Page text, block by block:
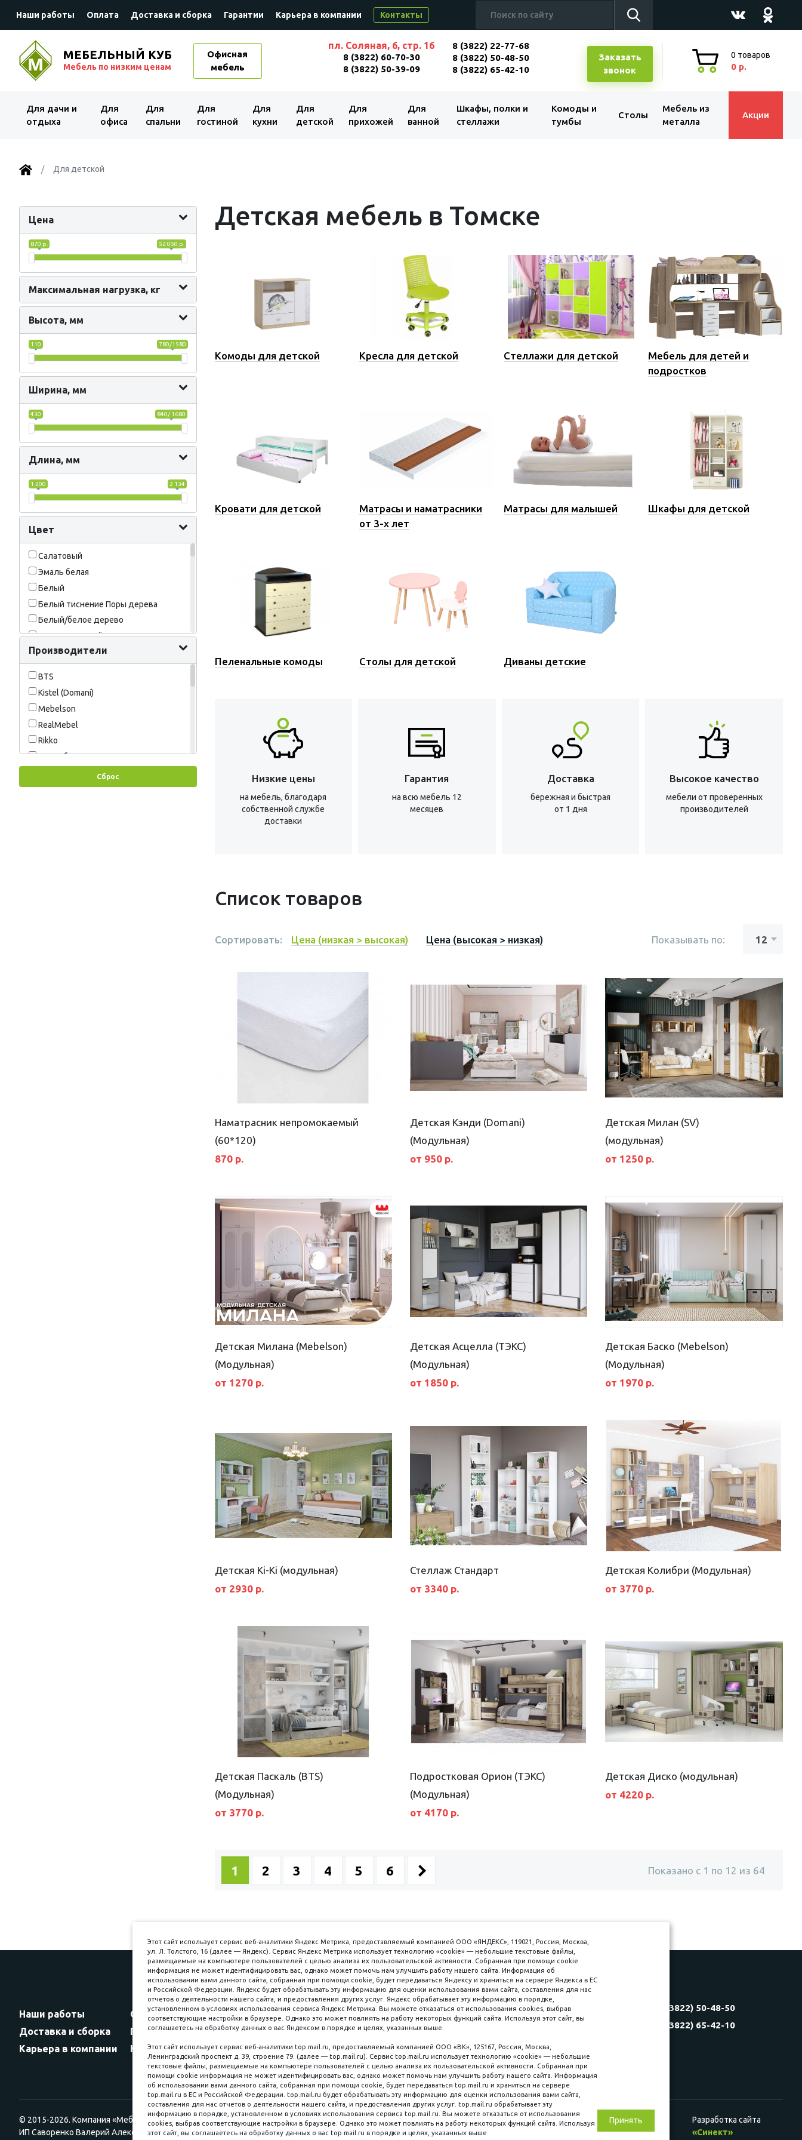
Наши работы Оплата Доставка и сборка Гарантии Карьера в компании Контакты
МЕБЕЛЬНЫЙ КУБ
Мебель по низким ценам
Офисная
мебель
пл. Соляная, 6, стр. 16
8 (3822) 60-70-30
8 (3822) 50-39-09
8 (3822) 22-77-68
8 (3822) 50-48-50
8 (3822) 65-42-10
Заказать
звонок
0 товаров
0 р.
Для дачи и
отдыха
Для
офиса
Для
спальни
Для
гостиной
Для
кухни
Для
детской
Для
прихожей
Для
ванной
Шкафы, полки и
стеллажи
Комоды и
тумбы
Столы
Мебель из
металла
Акции
Для детской
Цена
870 р. 52 050 р.
Максимальная нагрузка, кг
Высота, мм
110 780/1580
Ширина, мм
430 840/ 1680
Длина, мм
1 200 2 134
Цвет
Салатовый
Эмаль белая
Белый
Белый тиснение Поры дерева
Белый/белое дерево
Бодега светлый
Венге/Анкор белый
Голубой
Светло Розовый
Ясень Шимо Светлый
Производители
BTS
Kistel (Domani)
Mebelson
RealMebel
Rikko
SV-Мебель
Астрид
Сброс
Детская мебель в Томске
Комоды для детской Кресла для детской Стеллажи для детской
Мебель для детей и
подростков
Кровати для детской
Матрасы и наматрасники
от 3-х лет
Матрасы для малышей Шкафы для детской
Пеленальные комоды Столы для детской Диваны детские
Низкие цены
на мебель, благодаря
собственной службе
доставки
Гарантия
на всю мебель 12
месяцев
Доставка
бережная и быстрая
от 1 дня
Высокое качество
мебели от проверенных
производителей
Список товаров
Сортировать: Цена (низкая > высокая) Цена (высокая > низкая) Показывать по:
Наматрасник непромокаемый
(60*120)
870 р.
Детская Кэнди (Domani)
(Модульная)
от 950 р.
Детская Милан (SV)
(модульная)
от 1250 р.
Детская Милана (Mebelson)
(Модульная)
от 1270 р.
Детская Асцелла (ТЭКС)
(Модульная)
от 1850 р.
Детская Баско (Mebelson)
(Модульная)
от 1970 р.
Детская Ki-Ki (модульная)
от 2930 р.
Стеллаж Стандарт
от 3340 р.
Детская Колибри (Модульная)
от 3770 р.
Детская Паскаль (BTS)
(Модульная)
от 3770 р.
Подростковая Орион (ТЭКС)
(Модульная)
от 4170 р.
Детская Диско (модульная)
от 4220 р.
1 2 3 4 5 6 Показано с 1 по 12 из 64
Наши работы
Оплата
Доставка и сборка
Гарантии
Карьера в компании
Контакты
Принимаем к оплате
Наличные
пл. Соляная, 6, стр. 16
8 (3822) 60-70-30
8 (3822) 22-77-68
8 (3822) 50-48-50
8 (3822) 65-42-10
© 2015-2026. Компания «Мебельный куб».
ИП Саворенко Валерий Александрович. Россия, г. Томск, пл. Соляная, 6 стр. 16, Цокольный этаж
Мы в соц. сетях
Разработка сайта
«Синект»
Этот сайт использует сервис веб-аналитики Яндекс Метрика, предоставляемый компанией ООО «ЯНДЕКС», 119021, Россия, Москва,
ул. Л. Толстого, 16 (далее — Яндекс). Сервис Яндекс Метрика использует технологию «cookie» — небольшие текстовые файлы,
размещаемые на компьютере пользователей с целью анализа их пользовательской активности. Собранная при помощи cookie
информация не может идентифицировать вас, однако может помочь нам улучшить работу нашего сайта. Информация об
использовании вами данного сайта, собранная при помощи cookie, будет передаваться Яндексу и храниться на сервере Яндекса в ЕС
и Российской Федерации. Яндекс будет обрабатывать эту информацию для оценки использования вами сайта, составления для нас
отчетов о деятельности нашего сайта, и предоставления других услуг. Яндекс обрабатывает эту информацию в порядке,
установленном в условиях использования сервиса Яндекс Метрика. Вы можете отказаться от использования cookies, выбрав
соответствующие настройки в браузере. Однако это может повлиять на работу некоторых функций сайта. Используя этот сайт, вы
соглашаетесь на обработку данных о вас Яндексом в порядке и целях, указанных выше.
Этот сайт использует сервис веб-аналитики top.mail.ru, предоставляемый компанией ООО «ВК», 125167, Россия, Москва,
Ленинградский проспект д. 39, строение 79. (далее — top.mail.ru). Сервис top.mail.ru использует технологию «cookie» — небольшие
текстовые файлы, размещаемые на компьютере пользователей с целью анализа их пользовательской активности. Собранная при
помощи cookie информация не может идентифицировать вас, однако может помочь нам улучшить работу нашего сайта. Информация
об использовании вами данного сайта, собранная при помощи cookie, будет передаваться top.mail.ru и храниться на сервере
top.mail.ru в ЕС и Российской Федерации. top.mail.ru будет обрабатывать эту информацию для оценки использования вами сайта,
составления для нас отчетов о деятельности нашего сайта, и предоставления других услуг. top.mail.ru обрабатывает эту
информацию в порядке, установленном в условиях использования сервиса top.mail.ru. Вы можете отказаться от использования
cookies, выбрав соответствующие настройки в браузере. Однако это может повлиять на работу некоторых функций сайта. Используя
этот сайт, вы соглашаетесь на обработку данных о вас top.mail.ru в порядке и целях, указанных выше.
Принять